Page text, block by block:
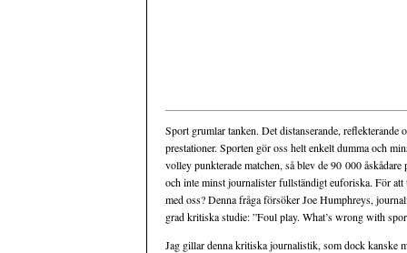
Sport grumlar tanken. Det distanserande,
prestationer. Sporten gör oss helt enkelt dumma och
volley punkterade matchen, så blev de 90 000
och inte minst journalister fullständigt euforiska. För att
med oss? Denna fråga försöker Joe Humphreys,
grad kritiska studie: ”Foul play. What’s wrong with
Jag gillar denna kritiska journalistik, som dock kanske